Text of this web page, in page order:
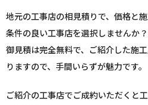
地元の工事店の相見積りで、価格と
条件の良い工事店を選択しませんか？
御見積は完全無料で、ご紹介した施
りますので、手間いらずが魅力です。
ご紹介の工事店でご成約いただくと